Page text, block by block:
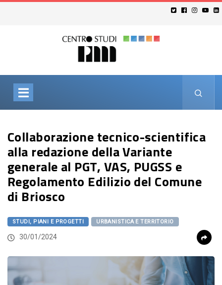
Collaborazione tecnico-scientifica
alla redazione della Variante
generale al PGT, VAS, PUGSS e
Regolamento Edilizio del Comune
di Briosco
STUDI, PIANI E PROGETTI URBANISTICA E TERRITORIO
30/01/2024